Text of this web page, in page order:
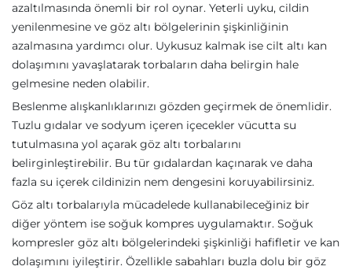
azaltılmasında önemli bir rol oynar. Yeterli uyku, cildin
yenilenmesine ve göz altı bölgelerinin şişkinliğinin
azalmasına yardımcı olur. Uykusuz kalmak ise cilt altı kan
dolaşımını yavaşlatarak torbaların daha belirgin hale
gelmesine neden olabilir.
Beslenme alışkanlıklarınızı gözden geçirmek de önemlidir.
Tuzlu gıdalar ve sodyum içeren içecekler vücutta su
tutulmasına yol açarak göz altı torbalarını
belirginleştirebilir. Bu tür gıdalardan kaçınarak ve daha
fazla su içerek cildinizin nem dengesini koruyabilirsiniz.
Göz altı torbalarıyla mücadelede kullanabileceğiniz bir
diğer yöntem ise soğuk kompres uygulamaktır. Soğuk
kompresler göz altı bölgelerindeki şişkinliği hafifletir ve kan
dolaşımını iyileştirir. Özellikle sabahları buzla dolu bir göz